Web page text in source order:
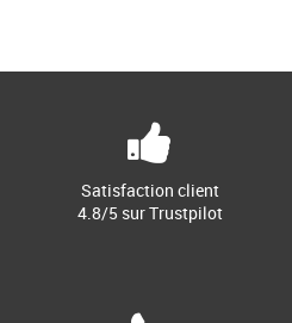
Satisfaction client
4.8/5 sur Trustpilot